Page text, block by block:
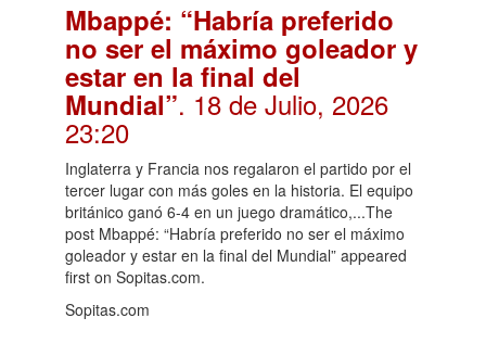
Mbappé: “Habría preferido
no ser el máximo goleador y
estar en la final del
Mundial”. 18 de Julio, 2026
23:20
Inglaterra y Francia nos regalaron el partido por el
tercer lugar con más goles en la historia. El equipo
británico ganó 6-4 en un juego dramático,...The
post Mbappé: “Habría preferido no ser el máximo
goleador y estar en la final del Mundial” appeared
first on Sopitas.com.
Sopitas.com